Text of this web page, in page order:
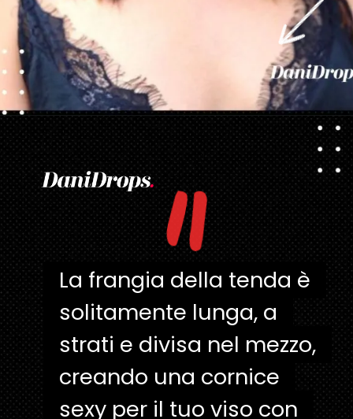
Apertura in corso"
La frangia della tenda è
solitamente lunga, a
strati e divisa nel mezzo,
creando una cornice
sexy per il tuo viso con
La frangia della tenda è
solitamente lunga, a
strati e divisa nel mezzo,
creando una cornice
sexy per il tuo viso con